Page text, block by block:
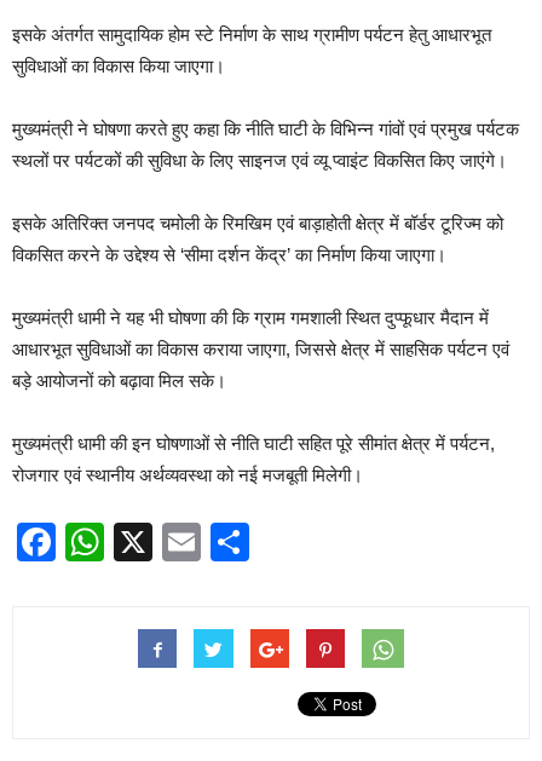
इसके अंतर्गत सामुदायिक होम स्टे निर्माण के साथ ग्रामीण पर्यटन हेतु आधारभूत
सुविधाओं का विकास किया जाएगा।
मुख्यमंत्री ने घोषणा करते हुए कहा कि नीति घाटी के विभिन्न गांवों एवं प्रमुख पर्यटक
स्थलों पर पर्यटकों की सुविधा के लिए साइनज एवं व्यू प्वाइंट विकसित किए जाएंगे।
इसके अतिरिक्त जनपद चमोली के रिमखिम एवं बाड़ाहोती क्षेत्र में बॉर्डर टूरिज्म को
विकसित करने के उद्देश्य से ‘सीमा दर्शन केंद्र’ का निर्माण किया जाएगा।
मुख्यमंत्री धामी ने यह भी घोषणा की कि ग्राम गमशाली स्थित दुप्फूधार मैदान में
आधारभूत सुविधाओं का विकास कराया जाएगा, जिससे क्षेत्र में साहसिक पर्यटन एवं
बड़े आयोजनों को बढ़ावा मिल सके।
मुख्यमंत्री धामी की इन घोषणाओं से नीति घाटी सहित पूरे सीमांत क्षेत्र में पर्यटन,
रोजगार एवं स्थानीय अर्थव्यवस्था को नई मजबूती मिलेगी।
Facebook
WhatsApp
X Email